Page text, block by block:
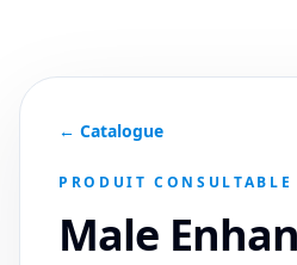
← Catalogue
PRODUIT
Male